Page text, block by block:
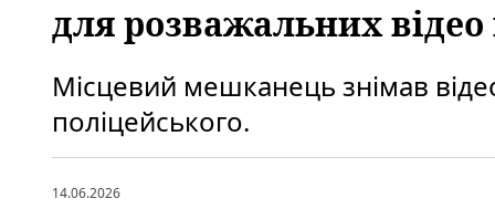
для розважальних
Місцевий мешканець знімав
поліцейського.
14.06.2026